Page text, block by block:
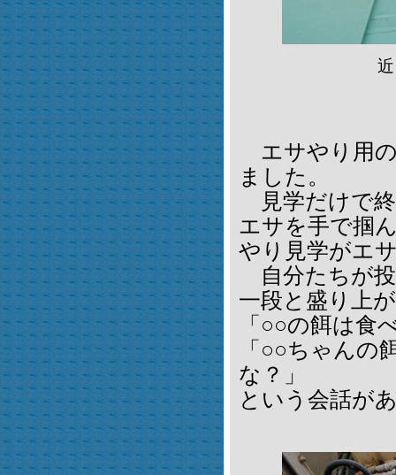
エサやり用
ました。
見学だけで
エサを手で掴
やり見学がエ
自分たちが
一段と盛り上
「○○の餌は食
「○○ちゃんの
な？」
という会話が